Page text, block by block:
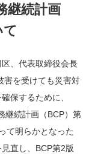
継続計画
て
、代表取締役会長
害を受けても災害対
保するために、
継続計画（BCP）第
て明らかとなった
直し、BCP第2版